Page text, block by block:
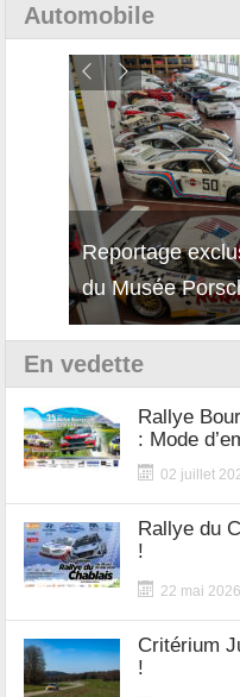
Automobile
Reportage
du Musée
En vedette
Rallye
: Mode
02 juillet
Rallye du
!
22 mai 2026
Critérium
!